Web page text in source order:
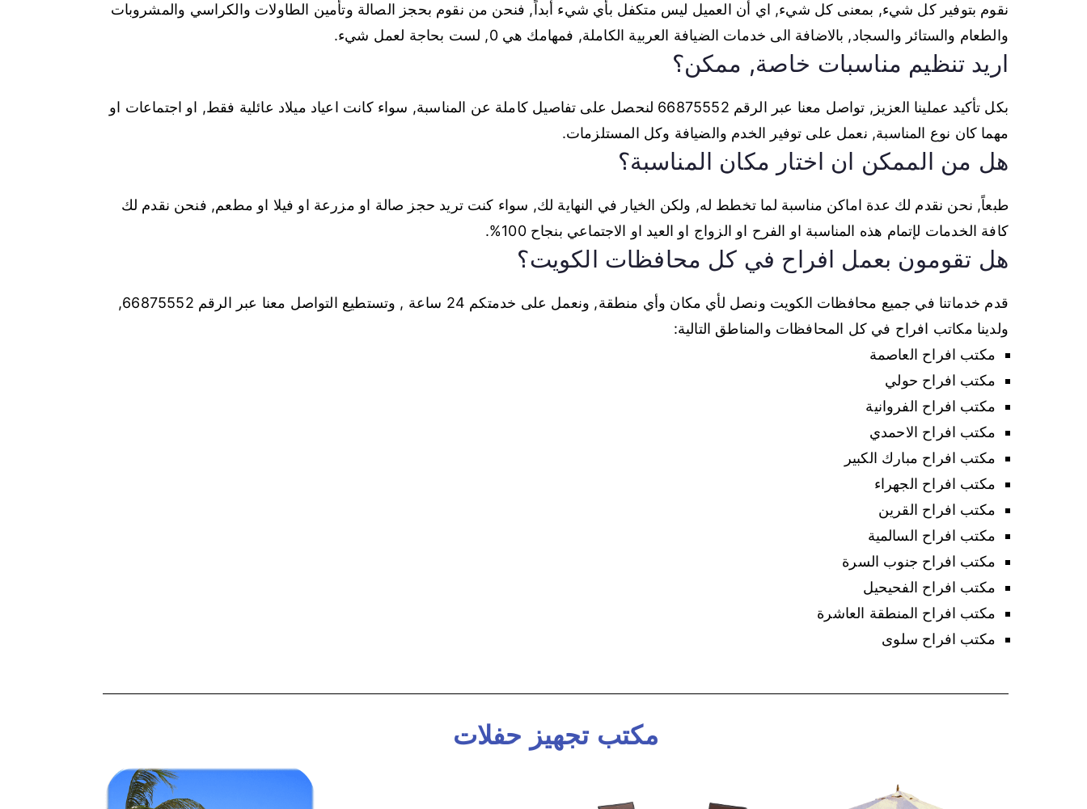
نقوم بتوفير كل شيء, بمعنى كل شيء, اي أن العميل ليس متكفل بأي شيء أبداً, فنحن من نقوم بحجز الصالة وتأمين الطاولات والكراسي والمشروبات
والطعام والستائر والسجاد, بالاضافة الى خدمات الضيافة العربية الكاملة, فمهامك هي 0, لست بحاجة لعمل شيء.
اريد تنظيم مناسبات خاصة, ممكن؟
بكل تأكيد عملينا العزيز, تواصل معنا عبر الرقم 66875552 لنحصل على تفاصيل كاملة عن المناسبة, سواء كانت اعياد ميلاد عائلية فقط, او اجتماعات او
مهما كان نوع المناسبة, نعمل على توفير الخدم والضيافة وكل المستلزمات.
هل من الممكن ان اختار مكان المناسبة؟
طبعاً, نحن نقدم لك عدة اماكن مناسبة لما تخطط له, ولكن الخيار في النهاية لك, سواء كنت تريد حجز صالة او مزرعة او فيلا او مطعم, فنحن نقدم لك
كافة الخدمات لإتمام هذه المناسبة او الفرح او الزواج او العيد او الاجتماعي بنجاح 100%.
هل تقومون بعمل افراح في كل محافظات الكويت؟
قدم خدماتنا في جميع محافظات الكويت ونصل لأي مكان وأي منطقة, ونعمل على خدمتكم 24 ساعة , وتستطيع التواصل معنا عبر الرقم 66875552,
ولدينا مكاتب افراح في كل المحافظات والمناطق التالية:
مكتب افراح العاصمة
مكتب افراح حولي
مكتب افراح الفروانية
مكتب افراح الاحمدي
مكتب افراح مبارك الكبير
مكتب افراح الجهراء
مكتب افراح القرين
مكتب افراح السالمية
مكتب افراح جنوب السرة
مكتب افراح الفحيحيل
مكتب افراح المنطقة العاشرة
مكتب افراح سلوى
مكتب تجهيز حفلات